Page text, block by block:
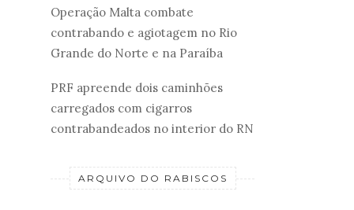
Operação Malta combate
contrabando e agiotagem no Rio
Grande do Norte e na Paraíba
PRF apreende dois caminhões
carregados com cigarros
contrabandeados no interior do RN
ARQUIVO DO RABISCOS